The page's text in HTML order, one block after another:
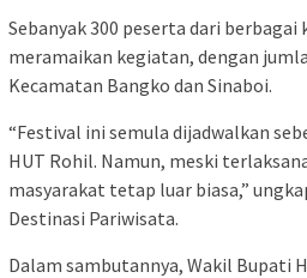
Sebanyak 300 peserta dari
meramaikan kegiatan, dengan
Kecamatan Bangko dan Sinaboi.
“Festival ini semula dijadwalkan
HUT Rohil. Namun, meski
masyarakat tetap luar biasa,”
Destinasi Pariwisata.
Dalam sambutannya, Wakil Bupati